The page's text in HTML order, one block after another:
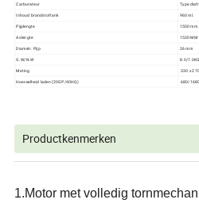
Carburateur
Type
Inhoud brandstoftank
960 ml.
Pijplengte
1500 mm
Aslengte
1530 MM
Diametr. Pijp
26 mm
G.W/N.W
8.0/
Meting
330 x
Hoeveelheid laden (20GP/40HQ) 680/
Productkenmerken
1.Motor met volledig